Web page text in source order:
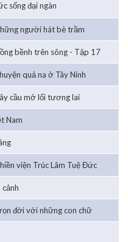
sống đại ngàn
người hát bè trầm
bềnh trên sông - Tập 17
quả na ở Tây Ninh
cầu mở lối tương lai
Nam
viện Trúc Lâm Tuệ Đức
đời với những con chữ